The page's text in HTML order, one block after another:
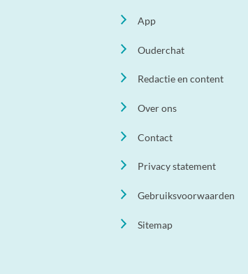
App
Ouderchat
Redactie en content
Over ons
Contact
Privacy statement
Gebruiksvoorwaarden
Sitemap